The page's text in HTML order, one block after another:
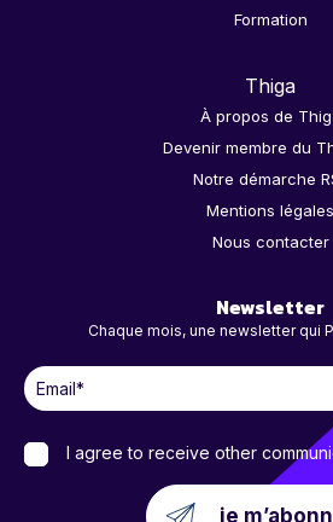
Formation
Thiga
À propos de
Devenir membre du
Notre démarche
Mentions légales
Nous contacter
Newsletter
Chaque mois, une newsletter qui
I agree to receive other